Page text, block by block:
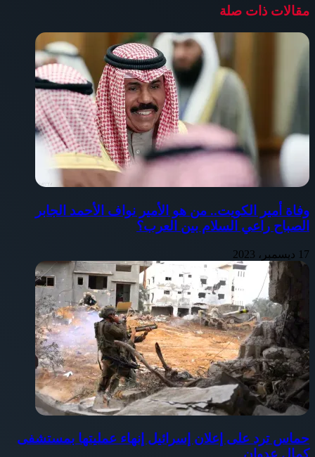
مقالات ذات صلة
وفاة أمير الكويت.. من هو الأمير نواف الأحمد الجابر
الصباح راعي السلام بين العرب؟
17 ديسمبر، 2023
حماس ترد على إعلان إسرائيل إنهاء عمليتها بمستشفى
كمال عدوان